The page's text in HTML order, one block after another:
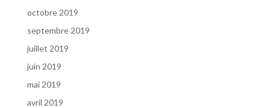
octobre 2019
septembre 2019
juillet 2019
juin 2019
mai 2019
avril 2019